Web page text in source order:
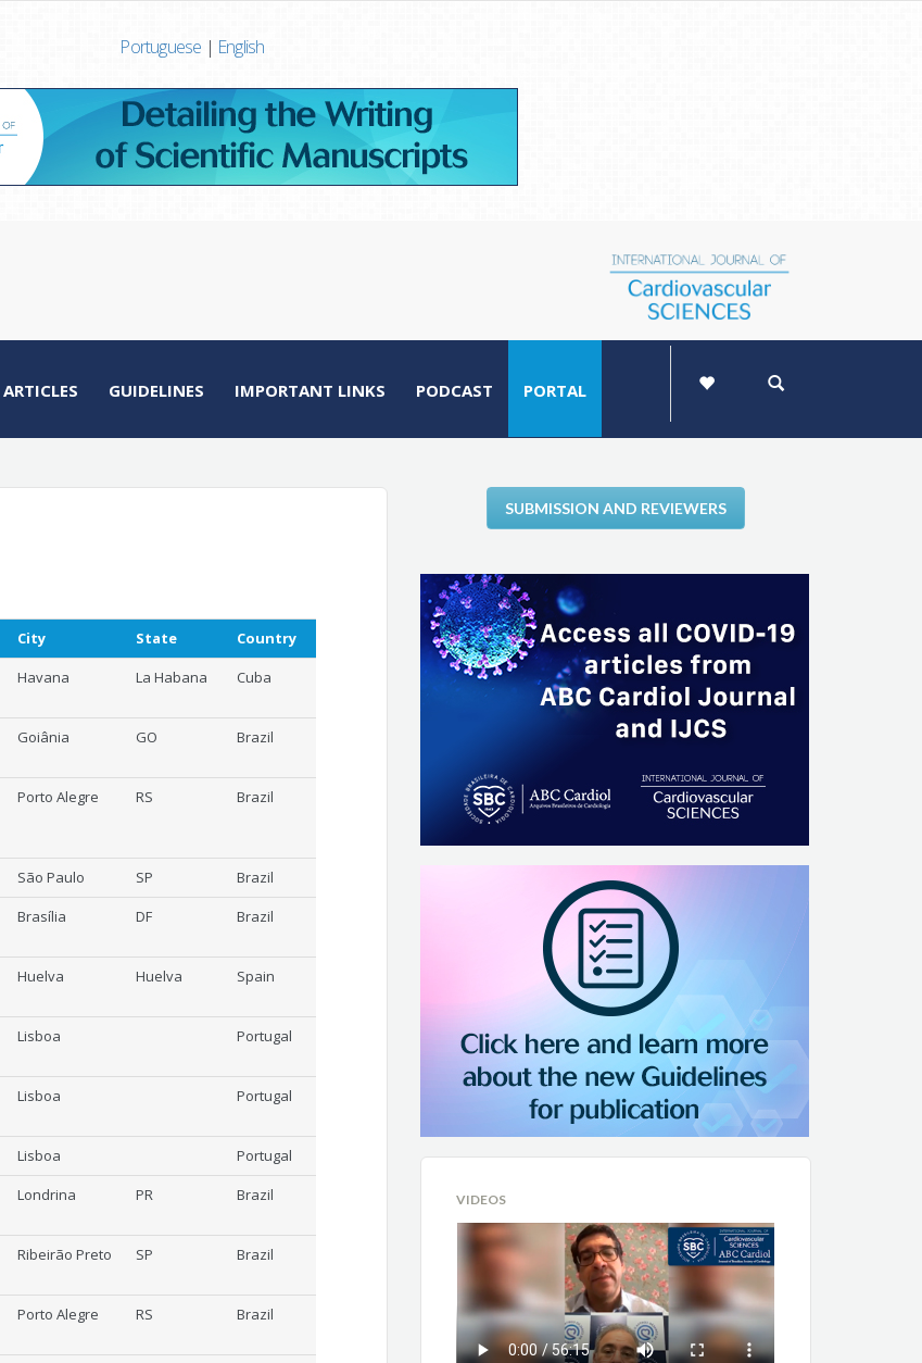
Portuguese | English
ARTICLES GUIDELINES IMPORTANT LINKS PODCAST PORTAL
City State
Country
Havana La Habana Cuba
Goiânia GO Brazil
Porto Alegre RS Brazil
São Paulo SP
Brazil
Brasília DF Brazil
Huelva Huelva Spain
Lisboa Portugal
Lisboa Portugal
Lisboa
Portugal
Londrina PR Brazil
Ribeirão Preto SP Brazil
Porto Alegre RS Brazil
SUBMISSION AND REVIEWERS
VIDEOS